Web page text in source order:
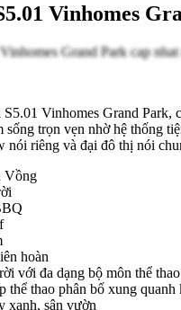
Vinhomes
Vinhomes Grand Park,
sống trọn vẹn nhờ hệ thống
nói riêng và đại đô thị nói
Vồng
hoàn
với đa dạng bộ môn thể thao
thể thao phân bố xung quanh
xanh, sân vườn